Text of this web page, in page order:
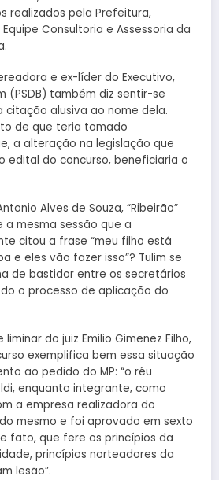
realizados pela Prefeitura,
Consultoria e Assessoria da
e ex-líder do Executivo,
(PSDB) também diz sentir-se
citação alusiva ao nome dela.
de que teria tomado
a alteração na legislação que
edital do concurso, beneficiaria o
Alves de Souza, “Ribeirão”
a mesma sessão que a
citou a frase “meu filho está
e eles vão fazer isso”? Tulim se
de bastidor entre os secretários
o processo de aplicação do
do juiz Emilio Gimenez Filho,
exemplifica bem essa situação
ao pedido do MP: “o réu
enquanto integrante, como
a empresa realizadora do
mesmo e foi aprovado em sexto
fato, que fere os princípios da
princípios norteadores da
lesão”.